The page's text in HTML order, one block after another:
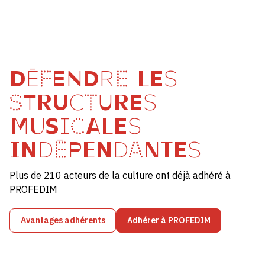
DÉFENDRE LES
STRUCTURES
MUSICALES
INDÉPENDANTES
Plus de 210 acteurs de la culture ont déjà adhéré à
PROFEDIM
Avantages adhérents Adhérer à PROFEDIM